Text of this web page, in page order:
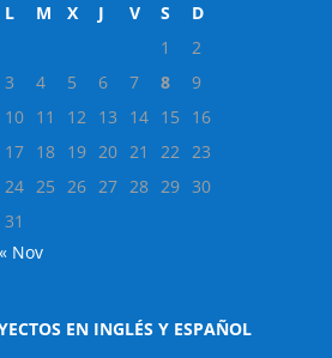
L M X J V S
D
1
2
3
4 5 6 7 8
9
10 11 12 13 14 15
16
17 18 19 20 21 22 23
24 25 26 27 28 29 30
31
« Nov
EN INGLÉS Y ESPAÑOL